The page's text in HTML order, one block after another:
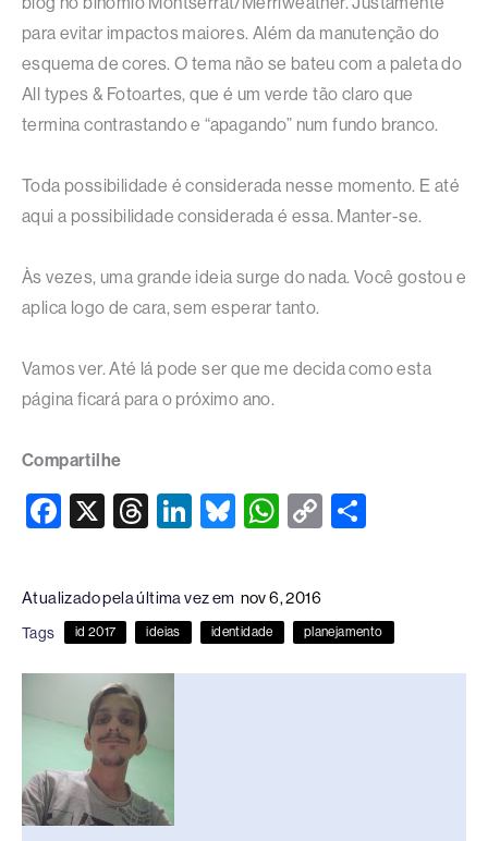
para evitar impactos maiores. Além da manutenção do
esquema de cores. O tema não se bateu com a paleta do
All types & Fotoartes, que é um verde tão claro que
termina contrastando e “apagando” num fundo branco.
Toda possibilidade é considerada nesse momento. E até
aqui a possibilidade considerada é essa. Manter-se.
Às vezes, uma grande ideia surge do nada. Você gostou e
aplica logo de cara, sem esperar tanto.
Vamos ver. Até lá pode ser que me decida como esta
página ficará para o próximo ano.
Compartilhe
F
e
b
o
o
X
T
a
d
s
Li
e
dI
n
Bl
sk
y
W
s
A
p
C
y
Li
n
e
Atualizado pela última vez em nov 6, 2016
Tags id 2017 ideias identidade planejamento